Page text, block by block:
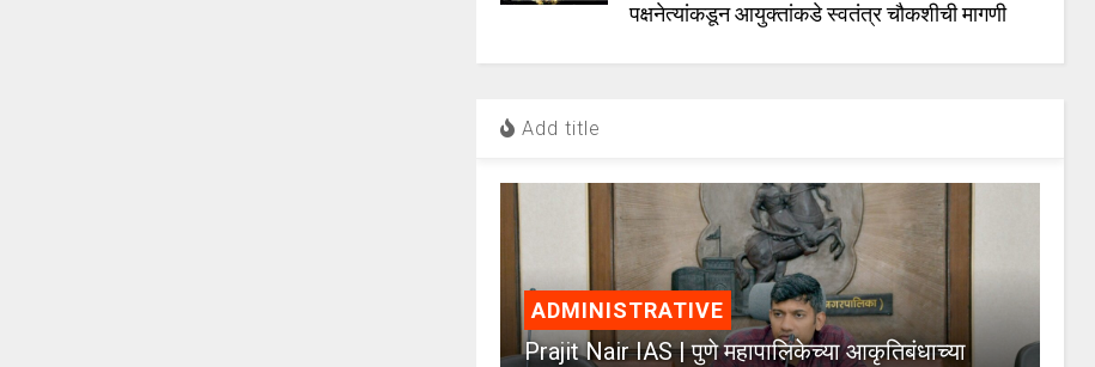
पक्षनेत्यांकडून आयुक्तांकडे स्वतंत्र चौकशीची मागणी
Add title
ADMINISTRATIVE
Prajit Nair IAS | पुणे महापालिकेच्या आकृतिबंधाच्या